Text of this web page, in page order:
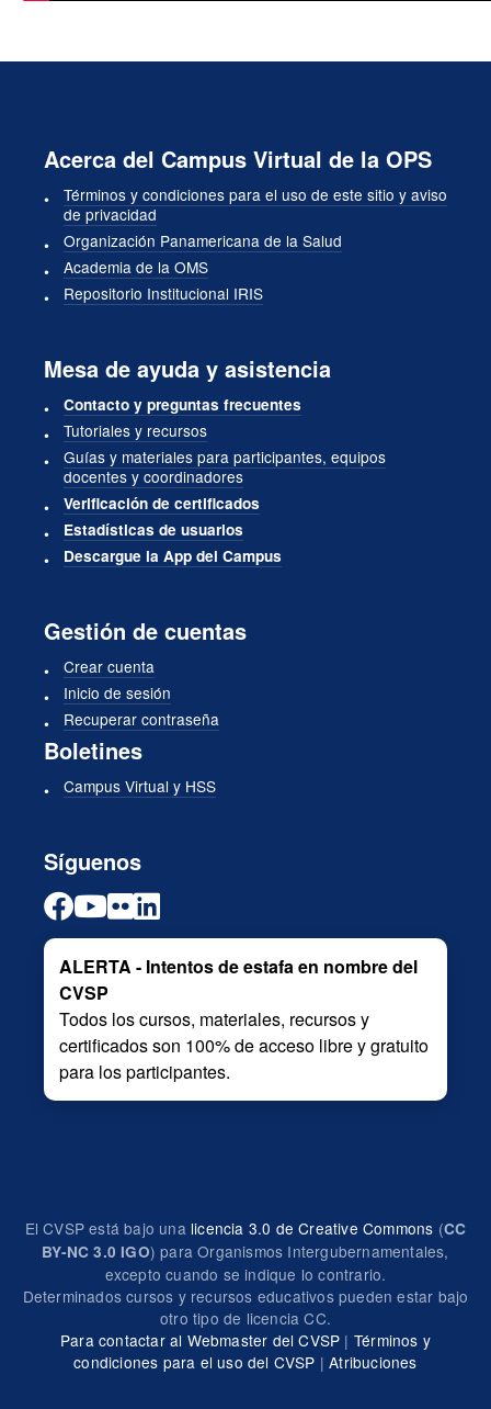
Acerca del Campus Virtual de la OPS
Términos y condiciones para el uso de este sitio y aviso
de privacidad
Organización Panamericana de la Salud
Academia de la OMS
Repositorio Institucional IRIS
Mesa de ayuda y asistencia
Contacto y preguntas frecuentes
Tutoriales y recursos
Guías y materiales para participantes, equipos
docentes y coordinadores
Verificación de certificados
Estadísticas de usuarios
Descargue la App del Campus
Gestión de cuentas
Crear cuenta
Inicio de sesión
Recuperar contraseña
Boletines
Campus Virtual y HSS
Síguenos
ALERTA - Intentos de estafa en nombre del
CVSP
Todos los cursos, materiales, recursos y
certificados son 100% de acceso libre y gratuito
para los participantes.
El CVSP está bajo una licencia 3.0 de Creative Commons (CC
BY-NC 3.0 IGO) para Organismos Intergubernamentales,
excepto cuando se indique lo contrario.
Determinados cursos y recursos educativos pueden estar bajo
otro tipo de licencia CC.
Para contactar al Webmaster del CVSP | Términos y
condiciones para el uso del CVSP |Atribuciones